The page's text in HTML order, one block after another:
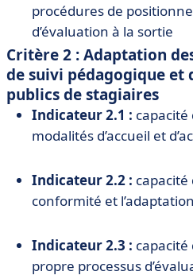
procédures de
d’évaluation à la sortie
Critère 2 : Adaptation
de suivi pédagogique et
publics de stagiaires
Indicateur 2.1 : capacité
modalités d’accueil et
Indicateur 2.2 : capacité
conformité et
Indicateur 2.3 : capacité
propre processus